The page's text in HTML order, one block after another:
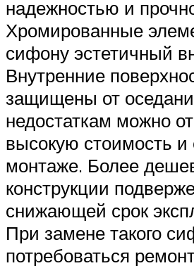
надежностью и
Хромированные
сифону эстетичный
Внутренние
защищены от
недостаткам можно
высокую стоимость и
монтаже. Более
конструкции
снижающей срок
При замене такого
потребоваться